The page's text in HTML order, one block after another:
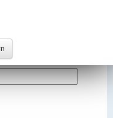
Rechenergebnis aus der